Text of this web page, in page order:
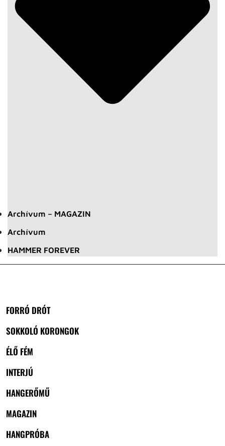
Archívum – MAGAZIN
Archívum
HAMMER FOREVER
FORRÓ DRÓT
SOKKOLÓ KORONGOK
ÉLŐ FÉM
INTERJÚ
HANGERŐMŰ
MAGAZIN
HANGPRÓBA